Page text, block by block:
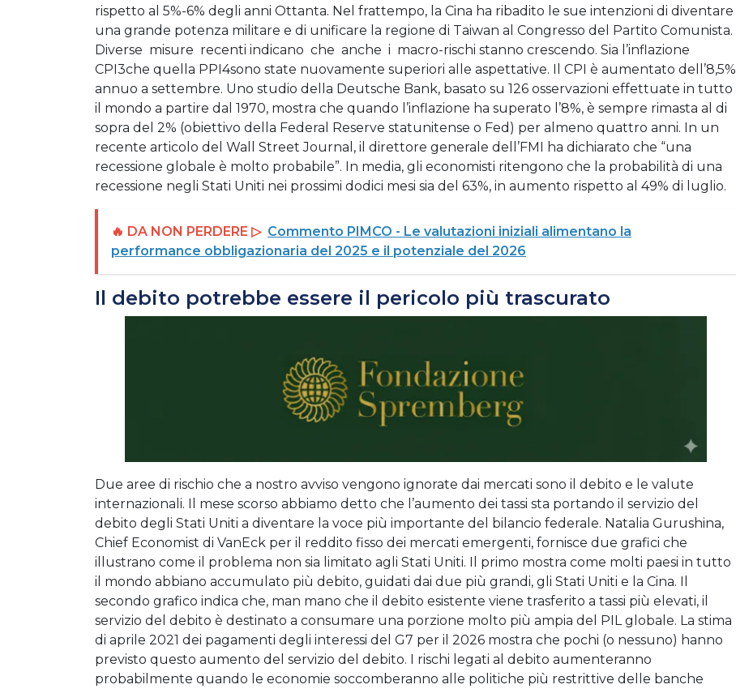
rispetto al 5%-6% degli anni Ottanta. Nel frattempo, la Cina ha ribadito le sue intenzioni di diventare
una grande potenza militare e di unificare la regione di Taiwan al Congresso del Partito Comunista.
Diverse misure recenti indicano che anche i macro-rischi stanno crescendo. Sia l’inflazione
CPI3che quella PPI4sono state nuovamente superiori alle aspettative. Il CPI è aumentato dell’8,5%
annuo a settembre. Uno studio della Deutsche Bank, basato su 126 osservazioni effettuate in tutto
il mondo a partire dal 1970, mostra che quando l’inflazione ha superato l’8%, è sempre rimasta al di
sopra del 2% (obiettivo della Federal Reserve statunitense o Fed) per almeno quattro anni. In un
recente articolo del Wall Street Journal, il direttore generale dell’FMI ha dichiarato che “una
recessione globale è molto probabile”. In media, gli economisti ritengono che la probabilità di una
recessione negli Stati Uniti nei prossimi dodici mesi sia del 63%, in aumento rispetto al 49% di luglio.
🔥 DA NON PERDERE ▷ Commento PIMCO - Le valutazioni iniziali alimentano la
performance obbligazionaria del 2025 e il potenziale del 2026
Il debito potrebbe essere il pericolo più trascurato
Due aree di rischio che a nostro avviso vengono ignorate dai mercati sono il debito e le valute
internazionali. Il mese scorso abbiamo detto che l’aumento dei tassi sta portando il servizio del
debito degli Stati Uniti a diventare la voce più importante del bilancio federale. Natalia Gurushina,
Chief Economist di VanEck per il reddito fisso dei mercati emergenti, fornisce due grafici che
illustrano come il problema non sia limitato agli Stati Uniti. Il primo mostra come molti paesi in tutto
il mondo abbiano accumulato più debito, guidati dai due più grandi, gli Stati Uniti e la Cina. Il
secondo grafico indica che, man mano che il debito esistente viene trasferito a tassi più elevati, il
servizio del debito è destinato a consumare una porzione molto più ampia del PIL globale. La stima
di aprile 2021 dei pagamenti degli interessi del G7 per il 2026 mostra che pochi (o nessuno) hanno
previsto questo aumento del servizio del debito. I rischi legati al debito aumenteranno
probabilmente quando le economie soccomberanno alle politiche più restrittive delle banche